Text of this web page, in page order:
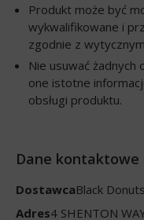
Produkt może być
wykwalifikowane i
zgodnie z
Nie usuwać
one istotne
obsługi produktu.
Dane kontaktowe
DostawcaBlack
Adres4 SHENTON